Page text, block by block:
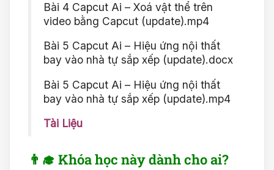
Bài 4 Capcut Ai – Xoá vật thể trên
video bằng Capcut (update).mp4
Bài 5 Capcut Ai – Hiệu ứng nội thất
bay vào nhà tự sắp xếp (update).docx
Bài 5 Capcut Ai – Hiệu ứng nội thất
bay vào nhà tự sắp xếp (update).mp4
Tài Liệu
👨‍🎓 Khóa học này dành cho ai?